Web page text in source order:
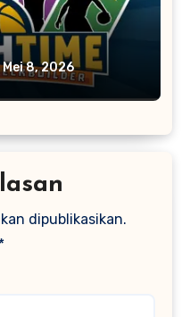
Mei 8, 2026
dipublikasikan.
*